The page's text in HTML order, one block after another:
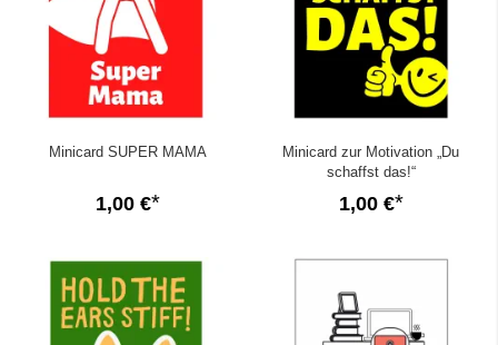
Minicard SUPER MAMA
1,00 €
Minicard zur Motivation „Du
schaffst das!“
1,00 €